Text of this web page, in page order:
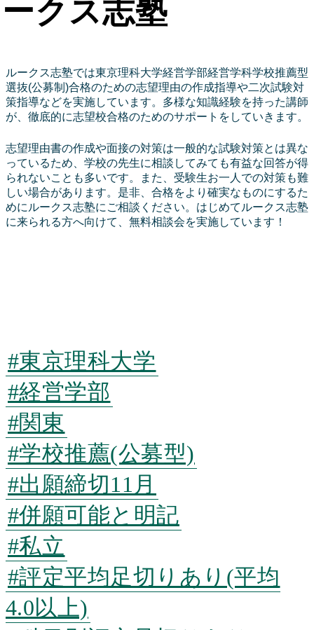
ークス志塾
ルークス志塾では東京理科大学経営学部経営学科学校推薦型
選抜(公募制)合格のための志望理由の作成指導や二次試験対
策指導などを実施しています。多様な知識経験を持った講師
が、徹底的に志望校合格のためのサポートをしていきます。
志望理由書の作成や面接の対策は一般的な試験対策とは異な
っているため、学校の先生に相談してみても有益な回答が得
られないことも多いです。また、受験生お一人での対策も難
しい場合があります。是非、合格をより確実なものにするた
めにルークス志塾にご相談ください。はじめてルークス志塾
に来られる方へ向けて、無料相談会を実施しています！
#東京理科大学
#経営学部
#関東
#学校推薦(公募型)
#出願締切11月
#併願可能と明記
#私立
#評定平均足切りあり(平均
4.0以上)